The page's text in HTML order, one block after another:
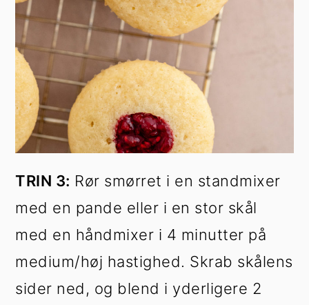
TRIN 3: Rør smørret i en standmixer
med en pande eller i en stor skål
med en håndmixer i 4 minutter på
medium/høj hastighed. Skrab skålens
sider ned, og blend i yderligere 2